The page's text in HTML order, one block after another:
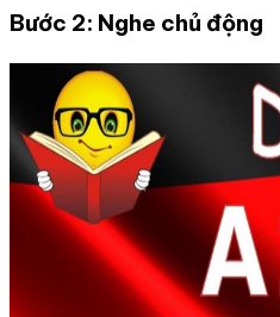
Bước 2: Nghe chủ động